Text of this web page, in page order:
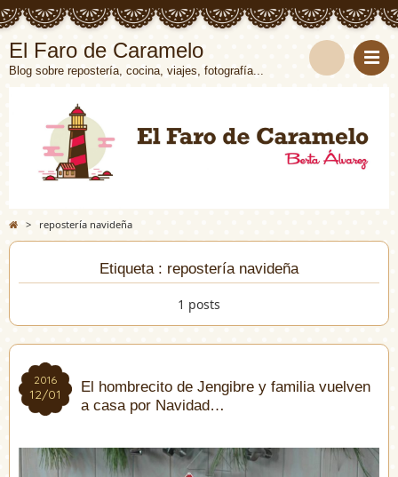
El Faro de Caramelo
Blog sobre repostería, cocina, viajes, fotografía...
> repostería navideña
Etiqueta : repostería navideña
1 posts
2016
12/01
2016
12/01
El hombrecito de Jengibre y familia vuelven
a casa por Navidad…